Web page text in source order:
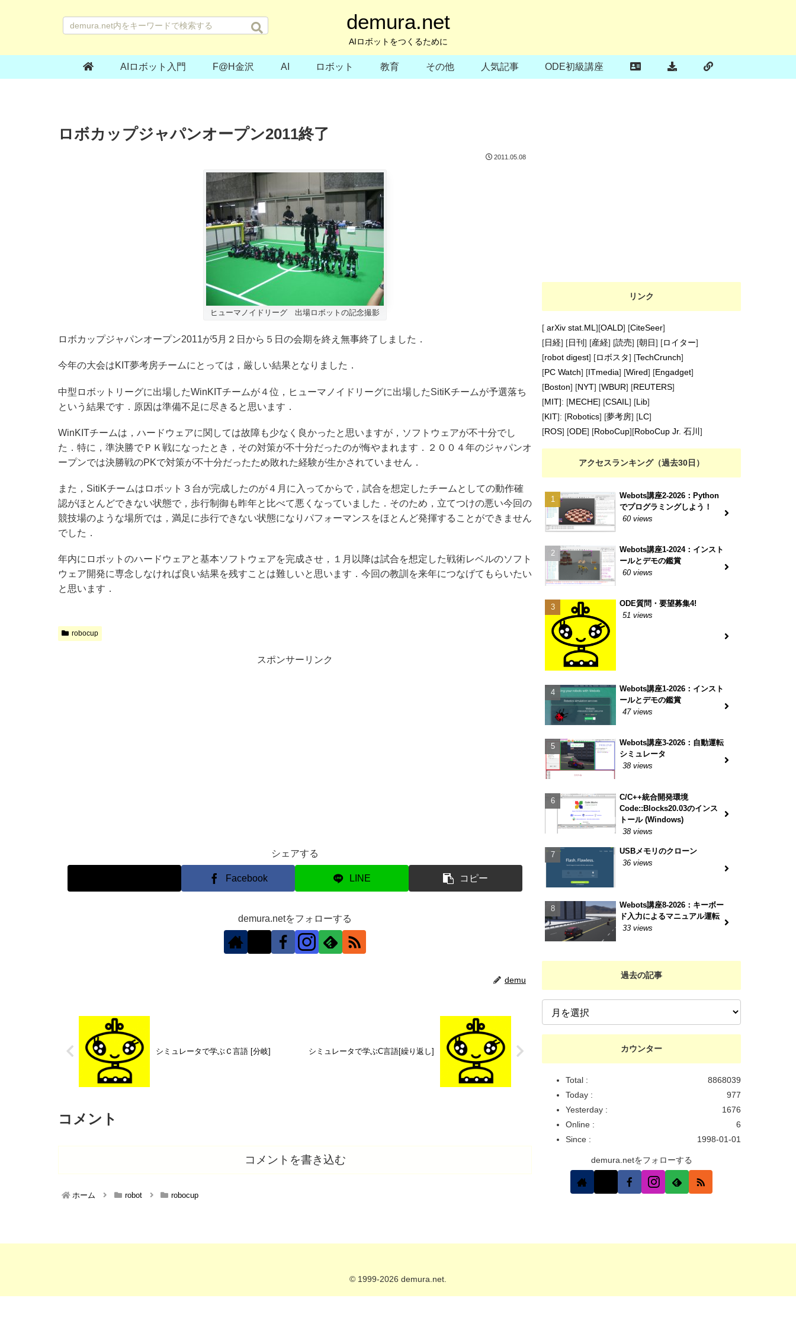
demura.net
AIロボットをつくるために
AIロボット入門 F@H金沢 AI ロボット 教育 その他 人気記事 ODE初級講座
ロボカップジャパンオープン2011終了
2011.05.08
ヒューマノイドリーグ 出場ロボットの記念撮影
ロボカップジャパンオープン2011が5月２日から５日の会期を終え無事終了しました．
今年の大会はKIT夢考房チームにとっては，厳しい結果となりました．
中型ロボットリーグに出場したWinKITチームが４位，ヒューマノイドリーグに出場したSitiKチームが予選落ち
という結果です．原因は準備不足に尽きると思います．
WinKITチームは，ハードウェアに関しては故障も少なく良かったと思いますが，ソフトウェアが不十分でし
た．特に，準決勝でＰＫ戦になったとき，その対策が不十分だったのが悔やまれます．２００４年のジャパンオ
ープンでは決勝戦のPKで対策が不十分だったため敗れた経験が生かされていません．
また，SitiKチームはロボット３台が完成したのが４月に入ってからで，試合を想定したチームとしての動作確
認がほとんどできない状態で，歩行制御も昨年と比べて悪くなっていました．そのため，立てつけの悪い今回の
競技場のような場所では，満足に歩行できない状態になりパフォーマンスをほとんど発揮することができません
でした．
年内にロボットのハードウェアと基本ソフトウェアを完成させ，１月以降は試合を想定した戦術レベルのソフト
ウェア開発に専念しなければ良い結果を残すことは難しいと思います．今回の教訓を来年につなげてもらいたい
と思います．
robocup
スポンサーリンク
シェアする
Facebook LINE コピー
demura.netをフォローする
demu
シミュレータで学ぶＣ言語 [分岐] シミュレータで学ぶC言語[繰り返し]
コメント
コメントを書き込む
ホーム robot robocup
リンク
[ arXiv stat.ML ][OALD] [CiteSeer]
[日経] [日刊 ] [産経] [読売] [朝日] [ロイター]
[robot digest] [ロボスタ] [TechCrunch]
[PC Watch] [ITmedia] [Wired] [Engadget]
[Boston] [NYT] [WBUR] [REUTERS]
[MIT]: [MECHE] [CSAIL ] [Lib]
[KIT]: [Robotics] [夢考房] [LC]
[ROS] [ODE] [RoboCup][RoboCup Jr. 石川 ]
アクセスランキング（過去30日）
Webots講座2-2026：Python
でプログラミングしよう！
60 views
Webots講座1-2024：インスト
ールとデモの鑑賞
60 views
ODE質問・要望募集4!
51 views
Webots講座1-2026：インスト
ールとデモの鑑賞
47 views
Webots講座3-2026：自動運転
シミュレータ
38 views
C/C++統合開発環境
Code::Blocks20.03のインス
トール (Windows)
38 views
USBメモリのクローン
36 views
Webots講座8-2026：キーボー
ド入力によるマニュアル運転
33 views
過去の記事
カウンター
8868039
Total :
977
Today :
1676
Yesterday :
6
Online :
1998-01-01
Since :
demura.netをフォローする
© 1999-2026 demura.net.